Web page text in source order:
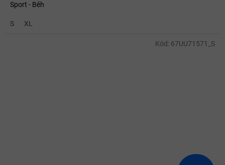
Sport - Běh
S XL
Kód: 67UU71571_S